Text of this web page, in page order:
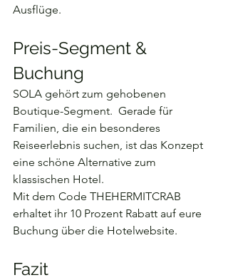
Ausflüge.
Preis-Segment &
Buchung
SOLA gehört zum gehobenen
Boutique-Segment.  Gerade für
Familien, die ein besonderes
Reiseerlebnis suchen, ist das Konzept
eine schöne Alternative zum
klassischen Hotel.
Mit dem Code THEHERMITCRAB
erhaltet ihr 10 Prozent Rabatt auf eure
Buchung über die Hotelwebsite.
Fazit